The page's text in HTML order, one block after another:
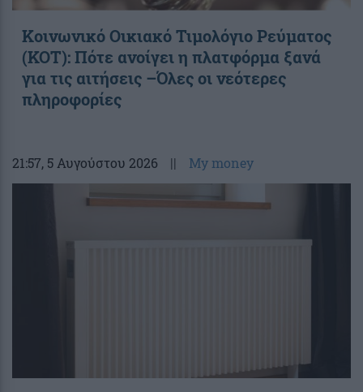
Κοινωνικό Οικιακό Τιμολόγιο Ρεύματος
(ΚΟΤ): Πότε ανοίγει η πλατφόρμα ξανά
για τις αιτήσεις –Όλες οι νεότερες
πληροφορίες
21:57, 5 Αυγούστου 2026 || My money